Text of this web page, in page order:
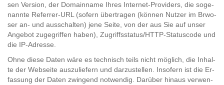
sen Ver­si­on, der Do­main­na­me Ihres Internet-​​Pro­vi­ders, die so­ge­
nann­te Referrer-​​URL (so­fern über­tra­gen (kön­nen Nut­zer im Brwo­
ser an- und aus­schal­ten) jene Seite, von der aus Sie auf unser
An­ge­bot zu­ge­grif­fen haben), Zu­griffs­sta­tus/HTTP-​Sta­tus­code und
die IP-​Adres­se.
Ohne diese Daten wäre es tech­nisch teils nicht mög­lich, die In­hal­
te der Web­sei­te aus­zu­lie­fern und dar­zu­stel­len. In­so­fern ist die Er­
fas­sung der Daten zwin­gend not­wen­dig. Dar­über hin­aus ver­wen­